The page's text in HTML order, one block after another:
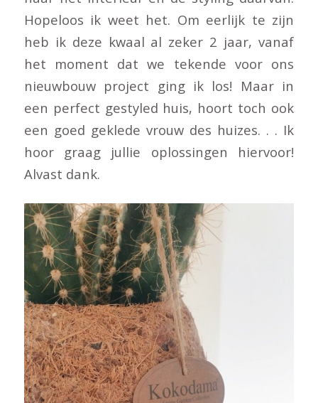
Hopeloos ik weet het. Om eerlijk te zijn
heb ik deze kwaal al zeker 2 jaar, vanaf
het moment dat we tekende voor ons
nieuwbouw project ging ik los! Maar in
een perfect gestyled huis, hoort toch ook
een goed geklede vrouw des huizes. . . Ik
hoor graag jullie oplossingen hiervoor!
Alvast dank.